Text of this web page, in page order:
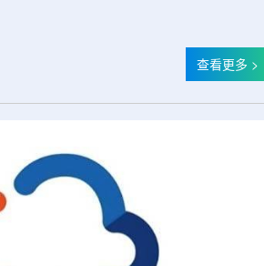
均已纳入其供应范围。据韩国卫生福
利部国家癌症登记处数据，2023年
向治疗的日益普及，对前列腺癌治...
查看更多 >